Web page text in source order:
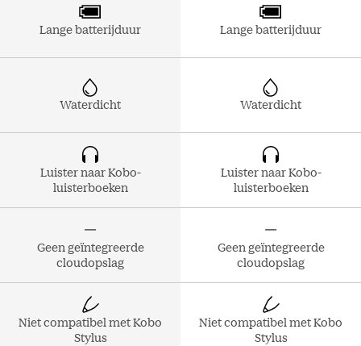
Lange batterijduur
Waterdicht
Luister naar Kobo-
luisterboeken
Geen geïntegreerde
cloudopslag
Niet compatibel met Kobo
Stylus
Lange batterijduur
Waterdicht
Luister naar Kobo-
luisterboeken
Geen geïntegreerde
cloudopslag
Niet compatibel met Kobo
Stylus